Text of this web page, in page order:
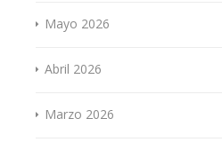
Mayo 2026
Abril 2026
Marzo 2026